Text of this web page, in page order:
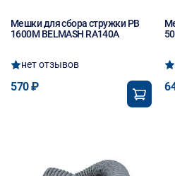
Мешки для сбора стружки PB
1600M BELMASH RA140A
нет отзывов
570 ₽